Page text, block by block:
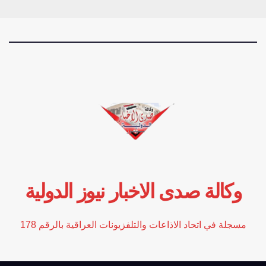
وكالة صدى الاخبار نيوز الدولية
مسجلة في اتحاد الاذاعات والتلفزيونات العراقية بالرقم 178